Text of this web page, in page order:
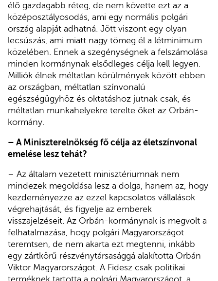
élő gazdagabb réteg, de nem követte ezt az a
középosztályosodás, ami egy normális polgári
ország alapját adhatná. Jött viszont egy olyan
lecsúszás, ami miatt nagy tömeg él a létminimum
közelében. Ennek a szegénységnek a felszámolása
minden kormánynak elsődleges célja kell legyen.
Milliók élnek méltatlan körülmények között ebben
az országban, méltatlan színvonalú
egészségügyhöz és oktatáshoz jutnak csak, és
méltatlan munkahelyekre terelte őket az Orbán-
kormány.
– A Miniszterelnökség fő célja az életszínvonal
emelése lesz tehát?
– Az általam vezetett minisztériumnak nem
mindezek megoldása lesz a dolga, hanem az, hogy
kezdeményezze az ezzel kapcsolatos vállalások
végrehajtását, és figyelje az emberek
visszajelzéseit. Az Orbán-kormánynak is megvolt a
felhatalmazása, hogy polgári Magyarországot
teremtsen, de nem akarta ezt megtenni, inkább
egy zártkörű részvénytársasággá alakította Orbán
Viktor Magyarországot. A Fidesz csak politikai